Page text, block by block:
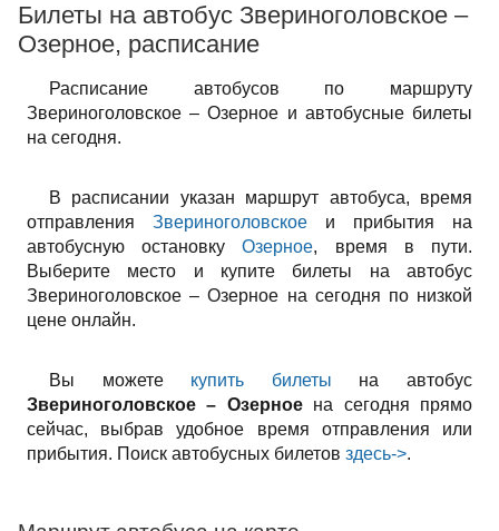
Билеты на автобус Звериноголовское –
Озерное, расписание
Расписание автобусов по маршруту
Звериноголовское – Озерное и автобусные билеты
на сегодня.
В расписании указан маршрут автобуса, время
отправления Звериноголовское и прибытия на
автобусную остановкуОзерное, время в пути.
Выберите место и купите билеты на автобус
Звериноголовское – Озерное на сегодня по низкой
цене онлайн.
Вы можете купить билеты на автобус
Звериноголовское – Озерноена сегодня прямо
сейчас, выбрав удобное время отправления или
прибытия. Поиск автобусных билетов здесь->.